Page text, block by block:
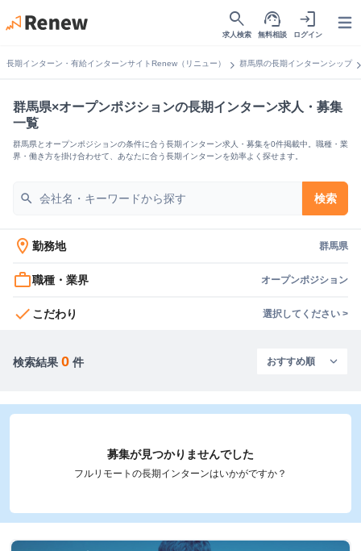
search
求人検索
support_agent
無料相談
login
ログイン
長期インターン・有給インターンサイトRenew（リニュー） chevron_right 群馬県の長期インターンシップ
群馬県×オープンポジションの長期インターン求人・募集
一覧
群馬県とオープンポジションの条件に合う長期インターン求人・募集を0件掲載中。職種・業
界・働き方を掛け合わせて、あなたに合う長期インターンを効率よく探せます。
search 検索
location_on 勤務地 群馬県
work_outline職種・業界 オープンポジション
check こだわり 選択してください >
検索結果 0 件
募集が見つかりませんでした
フルリモートの長期インターンはいかがですか？